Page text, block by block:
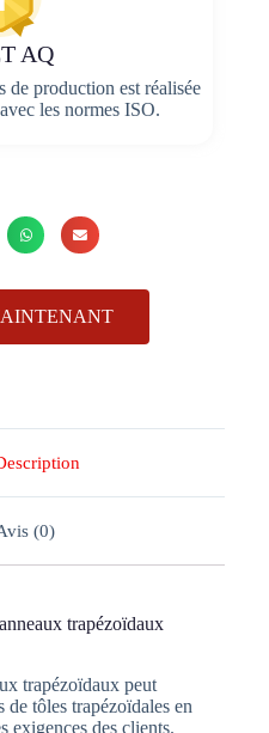
AQ
de production est réalisée
les normes ISO.
(0)
trapézoïdaux
trapézoïdaux peut
tôles trapézoïdales en
exigences des clients.